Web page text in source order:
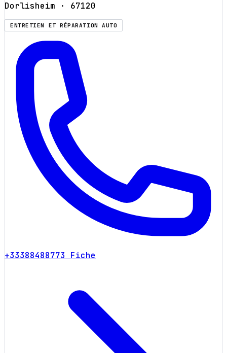
Dorlisheim · 67120
ENTRETIEN ET RÉPARATION AUTO
+33388488773 Fiche